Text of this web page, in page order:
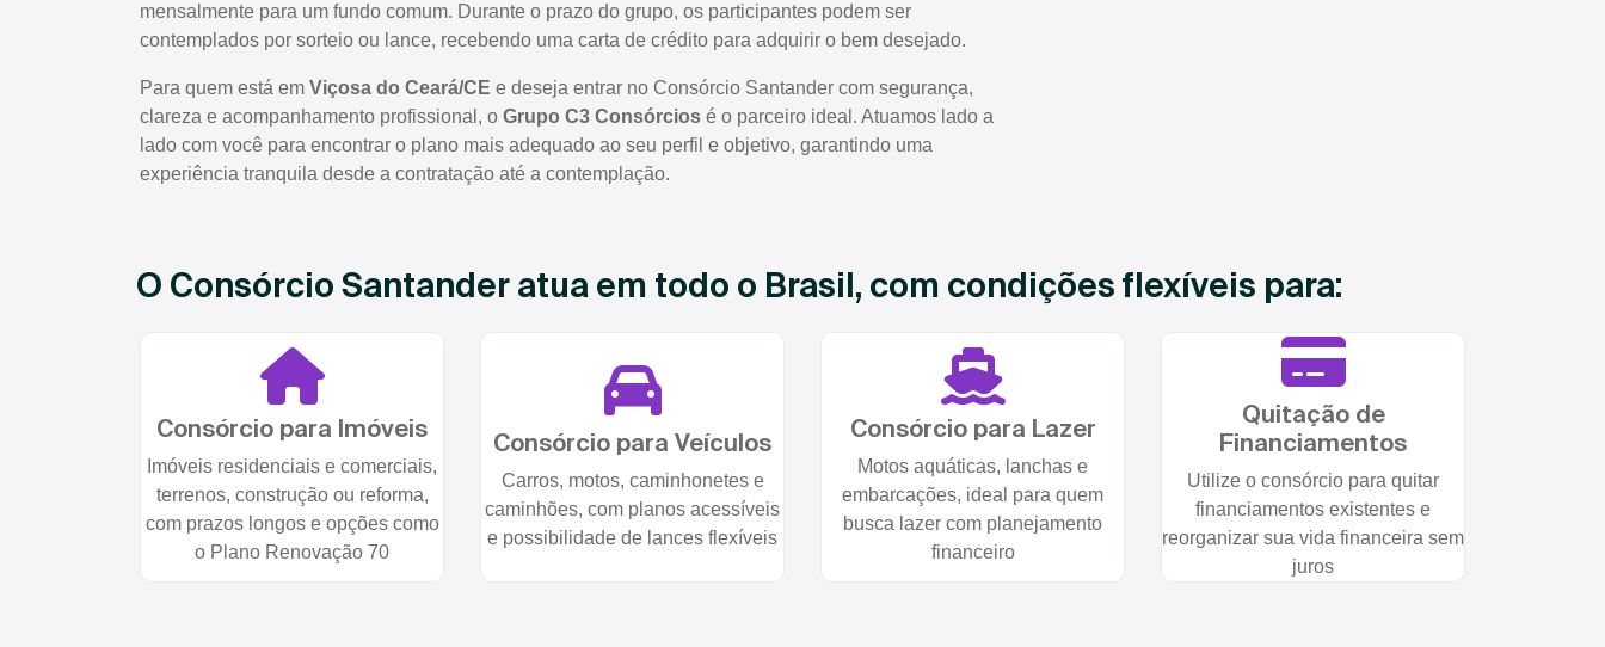
mensalmente para um fundo comum. Durante o prazo do grupo, os participantes podem ser
contemplados por sorteio ou lance, recebendo uma carta de crédito para adquirir o bem desejado.
Para quem está em Viçosa do Ceará/CE e deseja entrar no Consórcio Santander com segurança,
clareza e acompanhamento profissional, o Grupo C3 Consórcios é o parceiro ideal. Atuamos lado a
lado com você para encontrar o plano mais adequado ao seu perfil e objetivo, garantindo uma
experiência tranquila desde a contratação até a contemplação.
O Consórcio Santander atua em todo o Brasil, com condições flexíveis para:
Consórcio para Imóveis
Imóveis residenciais e comerciais,
terrenos, construção ou reforma,
com prazos longos e opções como
o Plano Renovação 70
Consórcio para Veículos
Carros, motos, caminhonetes e
caminhões, com planos acessíveis
e possibilidade de lances flexíveis
Consórcio para Lazer
Motos aquáticas, lanchas e
embarcações, ideal para quem
busca lazer com planejamento
financeiro
Quitação de
Financiamentos
Utilize o consórcio para quitar
financiamentos existentes e
reorganizar sua vida financeira sem
juros